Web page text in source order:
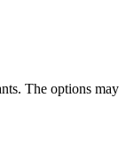
The options may